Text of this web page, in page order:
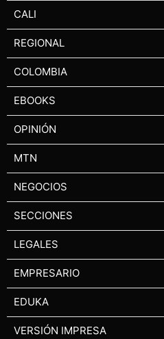
CALI
REGIONAL
COLOMBIA
EBOOKS
OPINIÓN
MTN
NEGOCIOS
SECCIONES
LEGALES
EMPRESARIO
EDUKA
VERSIÓN IMPRESA